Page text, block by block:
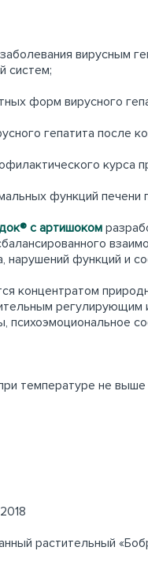
вирусным
систем;
форм вирусного
гепатита после
курса
функций печени
с артишоком
нарушений функций и
концентратом
регулирующим
температуре не
растительный